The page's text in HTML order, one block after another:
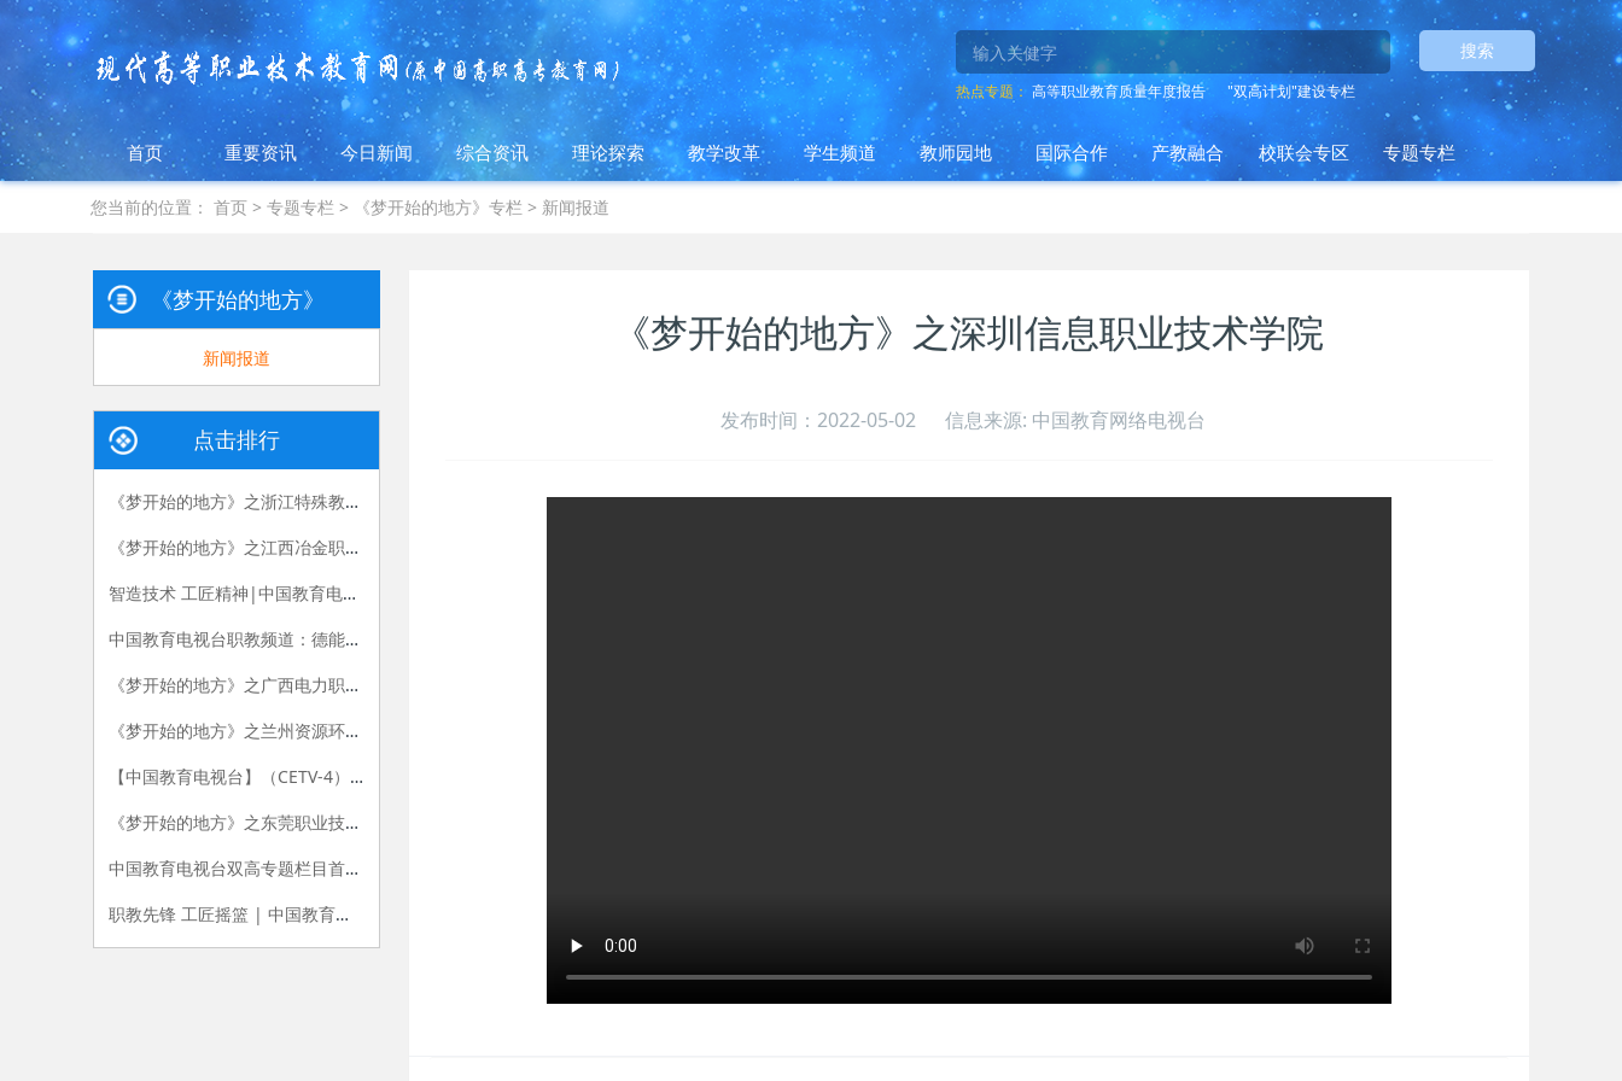
搜索
热点专题： 高等职业教育质量年度报告 "双高计划"建设专栏
首页 重要资讯 今日新闻 综合资讯 理论探索 教学改革 学生频道 教师园地 国际合作 产教融合 校联会专区 专题专栏
您当前的位置： 首页> 专题专栏 > 《梦开始的地方》专栏 > 新闻报道
《梦开始的地方》之深圳信息职业技术学院
发布时间：2022-05-02 信息来源: 中国教育网络电视台
《梦开始的地方》专栏
新闻报道
点击排行
《梦开始的地方》之浙江特殊教育职业学院
《梦开始的地方》之江西冶金职业技术学院
智造技术 工匠精神|中国教育电视台《双高100》栏目专题播出 《走进无锡职业技术学院》
中国教育电视台职教频道：德能实新育工匠 兴职精进铸品牌 ——CETV《双高100》栏目带您走进天津职业大学
《梦开始的地方》之广西电力职业技术学院
《梦开始的地方》之兰州资源环境职业技术大学
【中国教育电视台】（CETV-4）《双高100》栏目专题播出 《走进江苏农林职业技术学院》
《梦开始的地方》之东莞职业技术学院
中国教育电视台双高专题栏目首播陕西工院
职教先锋 工匠摇篮 | 中国教育电视台《双高100》栏目专题播出 《走进北京电子科技职业学院》